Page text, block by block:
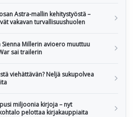
Astra-mallin kehitystyöstä –
vakavan turvallisuushuolen
Sienna Millerin avioero muuttuu
sai trailerin
viehättävän? Neljä sukupolvea
miljoonia kirjoja – nyt
pelottaa kirjakauppiaita